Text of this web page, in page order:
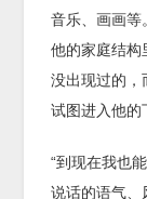
音乐、画画等
他的家庭结构
没出现过的，
试图进入他的
“到现在我也
说话的语气、